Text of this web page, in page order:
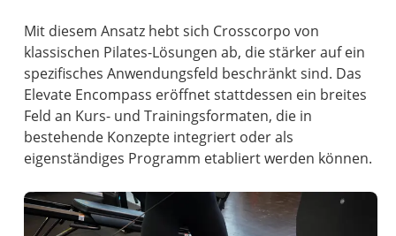
Mit diesem Ansatz hebt sich Crosscorpo von
klassischen Pilates-Lösungen ab, die stärker auf ein
spezifisches Anwendungsfeld beschränkt sind. Das
Elevate Encompass eröffnet stattdessen ein breites
Feld an Kurs- und Trainingsformaten, die in
bestehende Konzepte integriert oder als
eigenständiges Programm etabliert werden können.